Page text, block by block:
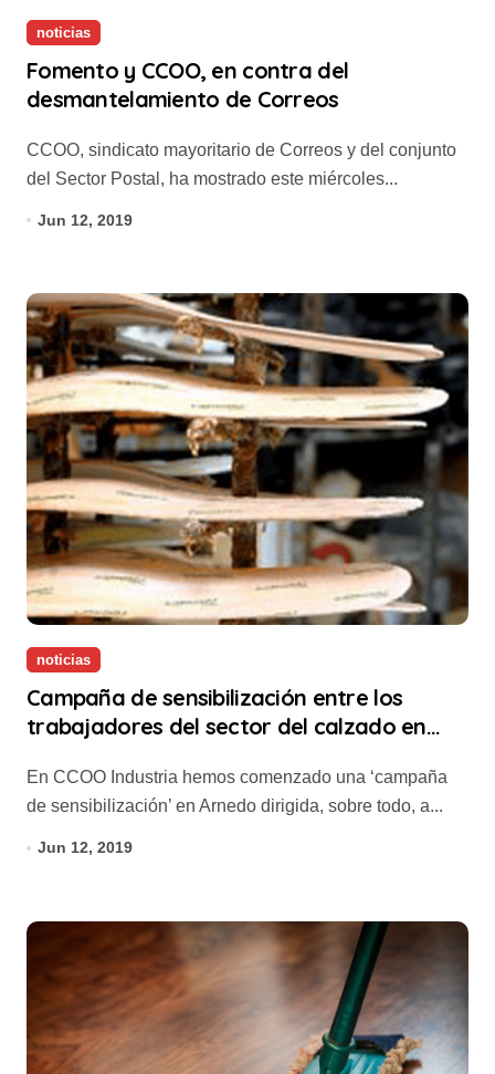
noticias
Fomento y CCOO, en contra del
desmantelamiento de Correos
CCOO, sindicato mayoritario de Correos y del conjunto
del Sector Postal, ha mostrado este miércoles...
Jun 12, 2019
noticias
Campaña de sensibilización entre los
trabajadores del sector del calzado en
En CCOO Industria hemos comenzado una ‘campaña
de sensibilización’ en Arnedo dirigida, sobre todo, a...
Jun 12, 2019